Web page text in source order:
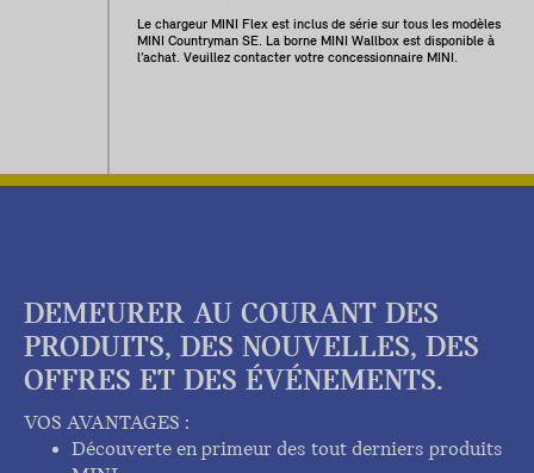
Le chargeur MINI Flex est inclus de série sur tous les modèles
MINI Countryman SE. La borne MINI Wallbox est disponible à
l’achat. Veuillez contacter votre concessionnaire MINI.
DEMEURER AU COURANT DES
PRODUITS, DES NOUVELLES, DES
OFFRES ET DES ÉVÉNEMENTS.
VOS AVANTAGES :
Découverte en primeur des tout derniers produits